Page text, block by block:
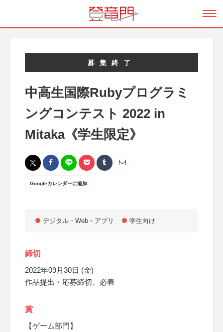
募集終了
中高生国際Rubyプログラミ
ングコンテスト 2022 in
Mitaka《学生限定》
Googleカレンダーに追加
デジタル・Web・アプリ 学生向け
締切
2022年09月30日 (金)
作品提出・応募締切、必着
賞
【ゲーム部門】